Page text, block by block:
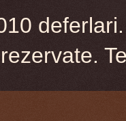
rezervate.